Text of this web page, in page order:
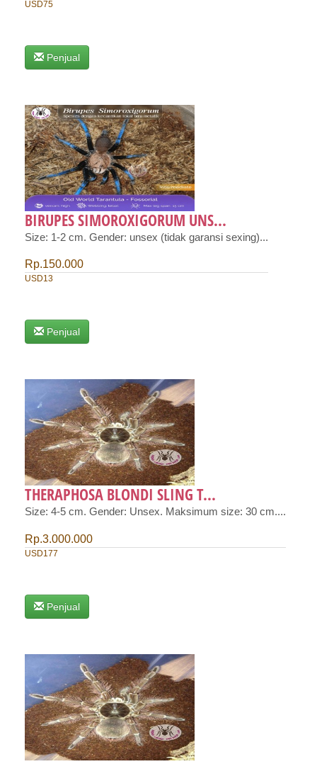
USD75
Penjual
BIRUPES SIMOROXIGORUM UNS...
Size: 1-2 cm. Gender: unsex (tidak garansi sexing)...
Rp.150.000
USD13
Penjual
THERAPHOSA BLONDI SLING T...
Size: 4-5 cm. Gender: Unsex. Maksimum size: 30 cm....
Rp.3.000.000
USD177
Penjual